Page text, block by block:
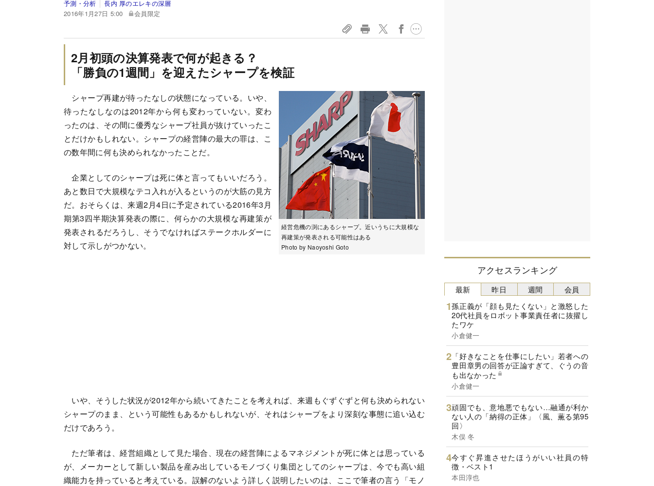
予測・分析
長内 厚のエレキの深層
2016年1月27日 5:00
会員限定
2月初頭の決算発表で何が起きる？
「勝負の1週間」を迎えたシャープを検証
経営危機の渕にあるシャープ。近いうちに大規模な
再建策が発表される可能性はある
Photo by Naoyoshi Goto
シャープ再建が待ったなしの状態になっている。いや、
待ったなしなのは2012年から何も変わっていない。変わ
ったのは、その間に優秀なシャープ社員が抜けていったこ
とだけかもしれない。シャープの経営陣の最大の罪は、こ
の数年間に何も決められなかったことだ。
企業としてのシャープは死に体と言ってもいいだろう。
あと数日で大規模なテコ入れが入るというのが大筋の見方
だ。おそらくは、来週2月4日に予定されている2016年3月
期第3四半期決算発表の際に、何らかの大規模な再建策が
発表されるだろうし、そうでなければステークホルダーに
対して示しがつかない。
いや、そうした状況が2012年から続いてきたことを考えれば、来週もぐずぐずと何も決められない
シャープのまま、という可能性もあるかもしれないが、それはシャープをより深刻な事態に追い込む
だけであろう。
ただ筆者は、経営組織として見た場合、現在の経営陣によるマネジメントが死に体とは思っている
が、メーカーとして新しい製品を産み出しているモノづくり集団としてのシャープは、今でも高い組
織能力を持っていると考えている。誤解のないよう詳しく説明したいのは、ここで筆者の言う「モノ
アクセスランキング
最新
孫正義が「顔も見たくない」と激怒した
20代社員をロボット事業責任者に抜擢し
たワケ
小倉健一
「好きなことを仕事にしたい」若者への
豊田章男の回答が正論すぎて、ぐうの音
も出なかった
小倉健一
頑固でも、意地悪でもない…融通が利か
ない人の「納得の正体」〈風、薫る第95
回〉
木俣 冬
今すぐ昇進させたほうがいい社員の特
徴・ベスト1
本田淳也
昨日 週間 会員